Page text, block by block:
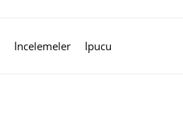
İncelemeler İpucu